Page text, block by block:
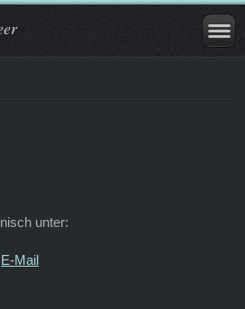
unter:
E-Mail